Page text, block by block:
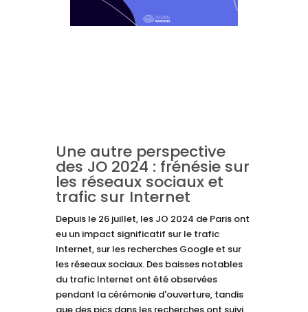
Une autre perspective
des JO 2024 : frénésie sur
les réseaux sociaux et
trafic sur Internet
Depuis le 26 juillet, les JO 2024 de Paris ont
eu un impact significatif sur le trafic
Internet, sur les recherches Google et sur
les réseaux sociaux. Des baisses notables
du trafic Internet ont été observées
pendant la cérémonie d'ouverture, tandis